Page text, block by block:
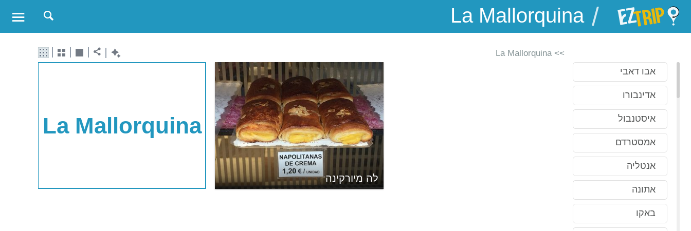
EZTrip
/
אבו דאבי
אדינבורו
איסטנבול
אמסטרדם
אנטליה
אתונה
באקו
>> La Mallorquina
La Mallorquina
לה מיורקינה